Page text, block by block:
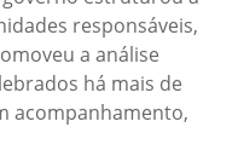
responsáveis,
a análise
há mais de
acompanhamento,